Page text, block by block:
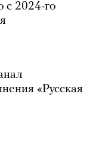
с 2024-го
«Русская